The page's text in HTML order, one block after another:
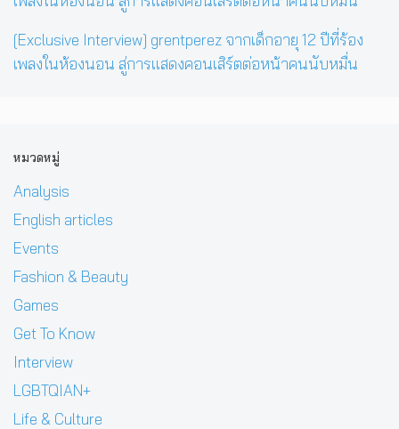
[Exclusive Interview] grentperez จากเด็กอายุ 12 ปีที่ร้อง
เพลงในห้องนอน สู่การแสดงคอนเสิร์ตต่อหน้าคนนับหมื่น
หมวดหมู่
Analysis
English articles
Events
Fashion & Beauty
Games
Get To Know
Interview
LGBTQIAN+
Life & Culture